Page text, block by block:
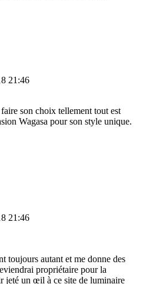
21:46
son choix tellement tout est
Wagasa pour son style unique.
21:46
toujours autant et me donne des
propriétaire pour la
jeté un œil à ce site de luminaire